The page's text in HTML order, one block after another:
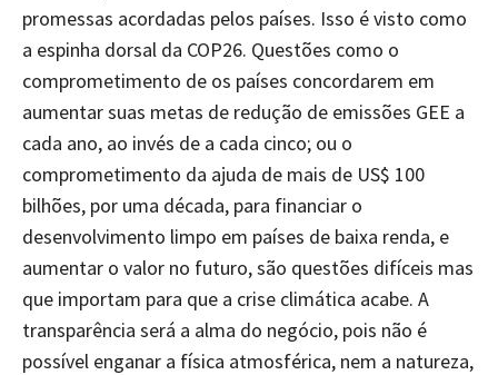
promessas acordadas pelos países. Isso é visto como
a espinha dorsal da COP26. Questões como o
comprometimento de os países concordarem em
aumentar suas metas de redução de emissões GEE a
cada ano, ao invés de a cada cinco; ou o
comprometimento da ajuda de mais de US$ 100
bilhões, por uma década, para financiar o
desenvolvimento limpo em países de baixa renda, e
aumentar o valor no futuro, são questões difíceis mas
que importam para que a crise climática acabe. A
transparência será a alma do negócio, pois não é
possível enganar a física atmosférica, nem a natureza,